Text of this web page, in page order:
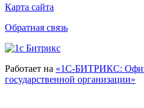
Карта сайта
Обратная связь
Работает на «1С-БИТРИКС:
государственной организации»